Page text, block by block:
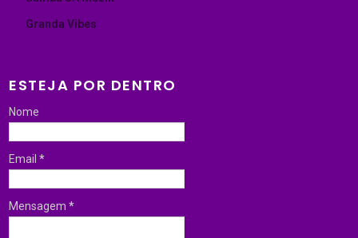
Granda Vibes
ESTEJA POR DENTRO
Nome
Email*
Mensagem*